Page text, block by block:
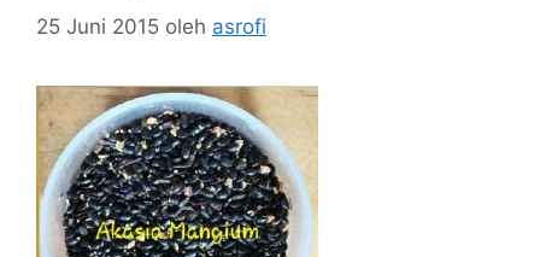
25 Juni 2015 oleh asrofi